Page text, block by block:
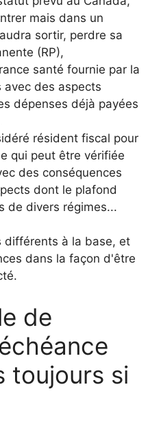
mais dans un
sortir, perdre sa
(RP),
santé fournie par la
avec des aspects
dépenses déjà payées
résident fiscal pour
qui peut être vérifiée
des conséquences
dont le plafond
de divers régimes...
différents à la base, et
dans la façon d'être
de
toujours si